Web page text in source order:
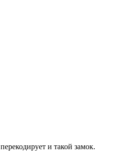
и такой замок.